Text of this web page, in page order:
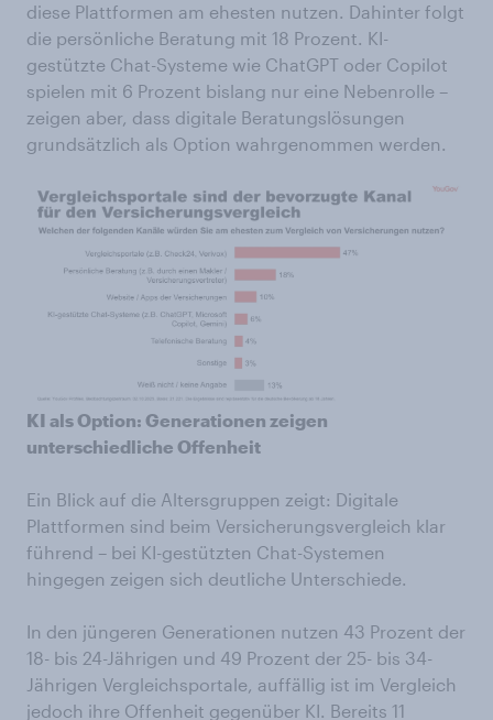
diese Plattformen am ehesten nutzen. Dahinter folgt
die persönliche Beratung mit 18 Prozent. KI-
gestützte Chat-Systeme wie ChatGPT oder Copilot
spielen mit 6 Prozent bislang nur eine Nebenrolle –
zeigen aber, dass digitale Beratungslösungen
grundsätzlich als Option wahrgenommen werden.
KI als Option: Generationen zeigen
unterschiedliche Offenheit
Ein Blick auf die Altersgruppen zeigt: Digitale
Plattformen sind beim Versicherungsvergleich klar
führend – bei KI-gestützten Chat-Systemen
hingegen zeigen sich deutliche Unterschiede.
In den jüngeren Generationen nutzen 43 Prozent der
18- bis 24-Jährigen und 49 Prozent der 25- bis 34-
Jährigen Vergleichsportale, auffällig ist im Vergleich
jedoch ihre Offenheit gegenüber KI. Bereits 11